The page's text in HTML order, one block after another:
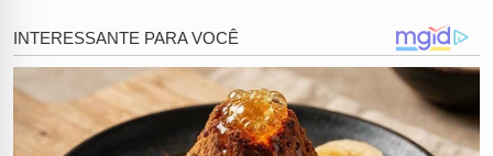
não se sente preparada para processar ou encarar de
frente.
É crucial diferenciar o bom humor saudável da fuga